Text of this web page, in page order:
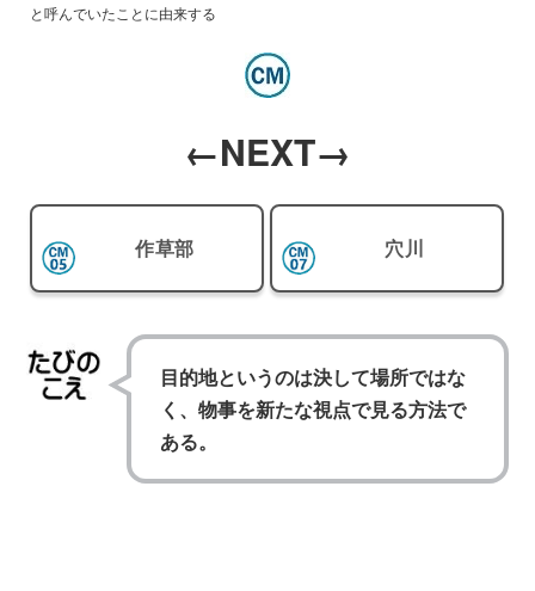
と呼んでいたことに由来する
←NEXT→
作草部 穴川
目的地というのは決して場所ではな
く、物事を新たな視点で見る方法で
ある。